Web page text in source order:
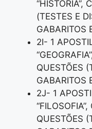
“HISTÓRIA”,
(TESTES E
GABARITOS
2I- 1
QUESTÕES
GABARITOS
2J- 1
QUESTÕES